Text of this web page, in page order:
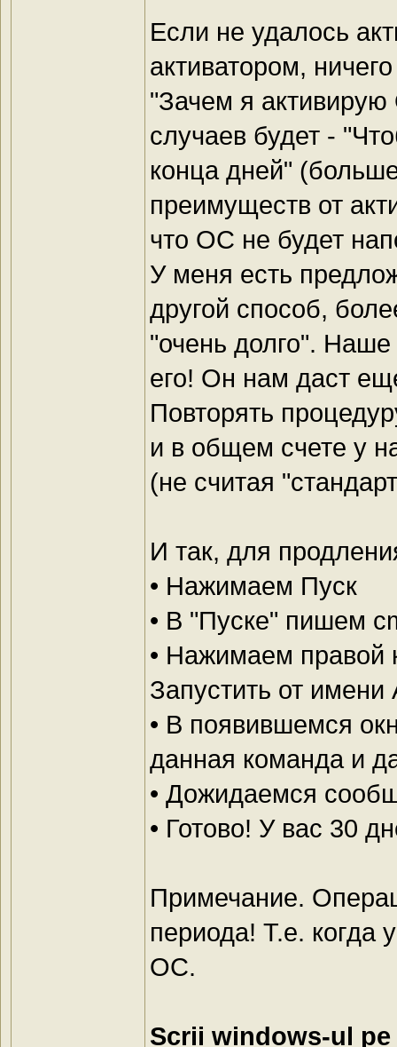
Если не удалось
активатором,
"Зачем я
случаев будет -
конца дней"
преимуществ от
что ОС не будет
У меня есть
другой способ,
"очень долго".
его! Он нам даст
Повторять
и в общем счете у
(не считая
И так, для
• Нажимаем Пуск
• В "Пуске" пишем
• Нажимаем правой
Запустить от
• В появившемся
данная команда и
• Дожидаемся
• Готово! У вас 30
Примечание.
периода! Т.е. когда
ОС.
Scrii windows-ul